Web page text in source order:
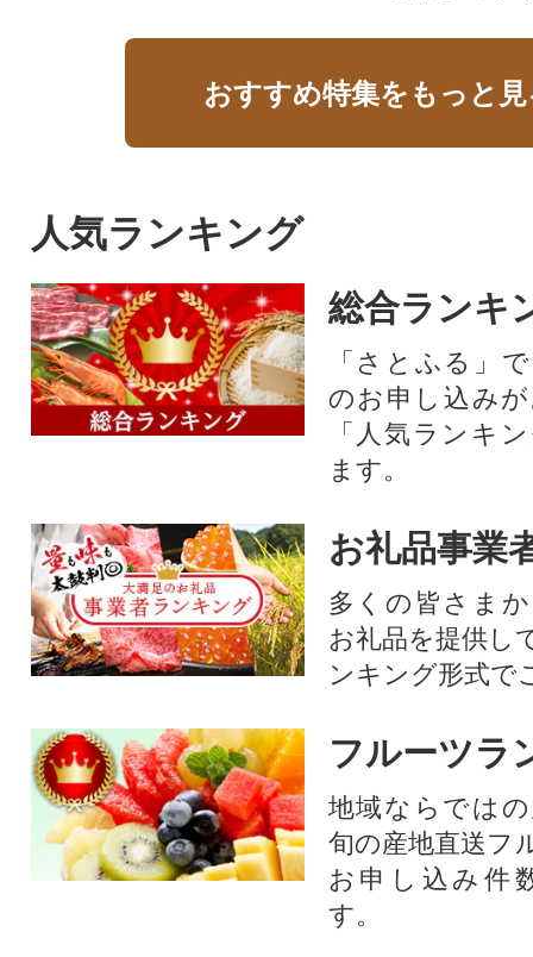
おすすめ特集をもっと
人気ランキング
総合ランキ
「さとふる」
のお申し込み
「人気ランキ
ます。
お礼品事業
多くの皆さま
お礼品を提供し
ンキング形式で
フルーツラ
地域ならでは
旬の産地直送フ
お申し込み件
す。